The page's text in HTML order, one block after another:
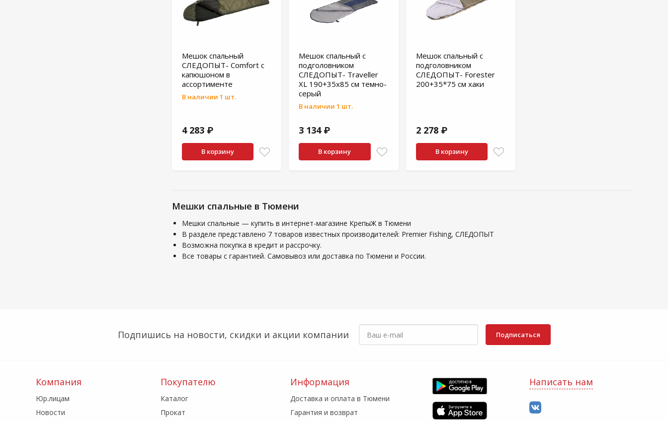
Мешок спальный
СЛЕДОПЫТ- Comfort с
капюшоном в
ассортименте
В наличии 1 шт.
4 283 ₽
В корзину
Мешок спальный с
подголовником
СЛЕДОПЫТ- Traveller
XL 190+35х85 см темно-
серый
В наличии 1 шт.
3 134 ₽
В корзину
Мешок спальный с
подголовником
СЛЕДОПЫТ- Forester
200+35*75 см хаки
2 278 ₽
В корзину
Мешки спальные в Тюмени
Мешки спальные — купить в интернет-магазине КрепыЖ в Тюмени
В разделе представлено 7 товаров известных производителей: Premier Fishing, СЛЕДОПЫТ
Возможна покупка в кредит и рассрочку.
Все товары с гарантией. Самовывоз или доставка по Тюмени и России.
Подпишись на новости, скидки и акции компании Подписаться
Компания
Юр.лицам
Новости
Покупателю
Каталог
Прокат
Информация
Доставка и оплата в Тюмени
Гарантия и возврат
Написать нам